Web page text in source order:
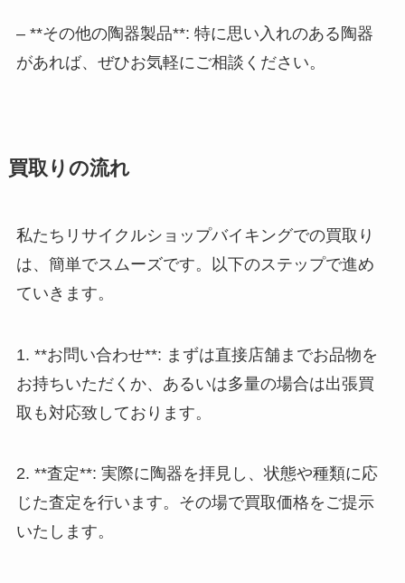
– **その他の陶器製品**: 特に思い入れのある陶器
があれば、ぜひお気軽にご相談ください。
買取りの流れ
私たちリサイクルショップバイキングでの買取り
は、簡単でスムーズです。以下のステップで進め
ていきます。
1. **お問い合わせ**: まずは直接店舗までお品物を
お持ちいただくか、あるいは多量の場合は出張買
取も対応致しております。
2. **査定**: 実際に陶器を拝見し、状態や種類に応
じた査定を行います。その場で買取価格をご提示
いたします。